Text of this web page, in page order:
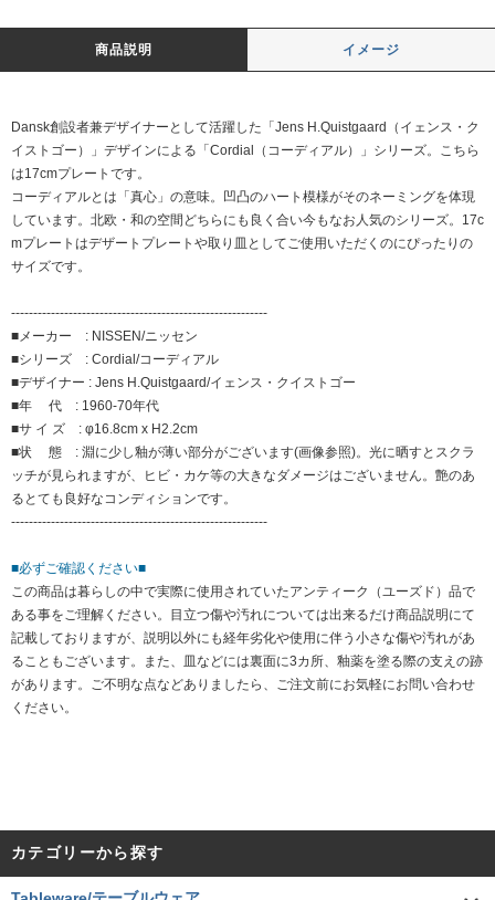
商品説明 イメージ
Dansk創設者兼デザイナーとして活躍した「Jens H.Quistgaard（イェンス・ク
イストゴー）」デザインによる「Cordial（コーディアル）」シリーズ。こちら
は17cmプレートです。
コーディアルとは「真心」の意味。凹凸のハート模様がそのネーミングを体現
しています。北欧・和の空間どちらにも良く合い今もなお人気のシリーズ。17c
mプレートはデザートプレートや取り皿としてご使用いただくのにぴったりの
サイズです。
----------------------------------------------------------
■メーカー : NISSEN/ニッセン
■シリーズ : Cordial/コーディアル
■デザイナー : Jens H.Quistgaard/イェンス・クイストゴー
■年 代 : 1960-70年代
■サ イ ズ : φ16.8cm x H2.2cm
■状 態 : 淵に少し釉が薄い部分がございます(画像参照)。光に晒すとスクラ
ッチが見られますが、ヒビ・カケ等の大きなダメージはございません。艶のあ
るとても良好なコンディションです。
----------------------------------------------------------
■必ずご確認ください■
この商品は暮らしの中で実際に使用されていたアンティーク（ユーズド）品で
ある事をご理解ください。目立つ傷や汚れについては出来るだけ商品説明にて
記載しておりますが、説明以外にも経年劣化や使用に伴う小さな傷や汚れがあ
ることもございます。また、皿などには裏面に3カ所、釉薬を塗る際の支えの跡
があります。ご不明な点などありましたら、ご注文前にお気軽にお問い合わせ
ください。
カテゴリーから探す